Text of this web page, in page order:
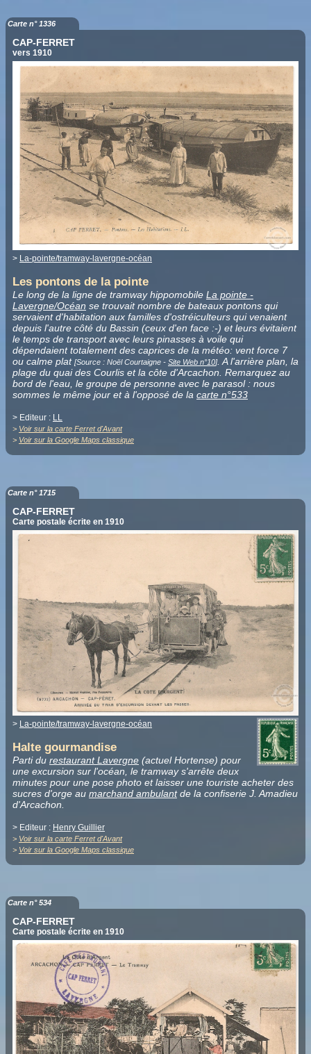
Carte n° 1336
CAP-FERRET
vers 1910
> La-pointe/tramway-lavergne-océan
Les pontons de la pointe
Le long de la ligne de tramway hippomobile La pointe -
Lavergne/Océan se trouvait nombre de bateaux pontons qui
servaient d'habitation aux familles d'ostréiculteurs qui venaient
depuis l'autre côté du Bassin (ceux d'en face :-) et leurs évitaient
le temps de transport avec leurs pinasses à voile qui
dépendaient totalement des caprices de la météo: vent force 7
ou calme plat [Source : Noël Courtaigne - Site Web n°10]. A l'arrière plan, la
plage du quai des Courlis et la côte d'Arcachon. Remarquez au
bord de l'eau, le groupe de personne avec le parasol : nous
sommes le même jour et à l'opposé de la carte n°533
> Editeur : LL
> Voir sur la carte Ferret d'Avant
> Voir sur la Google Maps classique
Carte n° 1715
CAP-FERRET
Carte postale écrite en 1910
> La-pointe/tramway-lavergne-océan
Halte gourmandise
Parti du restaurant Lavergne (actuel Hortense) pour
une excursion sur l'océan, le tramway s'arrête deux
minutes pour une pose photo et laisser une touriste acheter des
sucres d'orge au marchand ambulantde la confiserie J. Amadieu
d'Arcachon.
> Editeur : Henry Guillier
> Voir sur la carte Ferret d'Avant
> Voir sur la Google Maps classique
Carte n° 534
CAP-FERRET
Carte postale écrite en 1910